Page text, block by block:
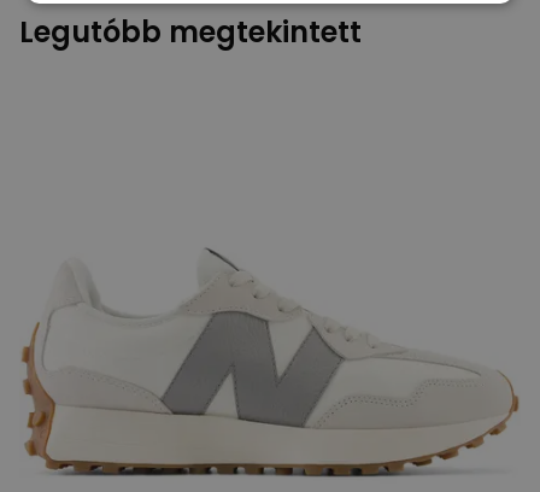
Legutóbb megtekintett